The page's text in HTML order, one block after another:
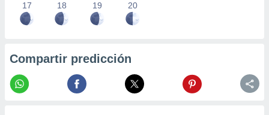
17 18 19 20
Compartir predicción